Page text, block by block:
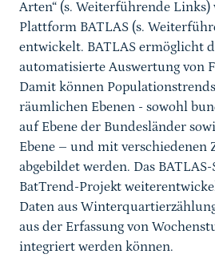
Arten“ (s. Weiterführende
Plattform BATLAS (s.
entwickelt. BATLAS ermöglicht
automatisierte Auswertung von
Damit können
räumlichen Ebenen - sowohl
auf Ebene der Bundesländer
Ebene – und mit verschiedenen
abgebildet werden. Das
BatTrend-Projekt
Daten aus
aus der Erfassung von
integriert werden können.